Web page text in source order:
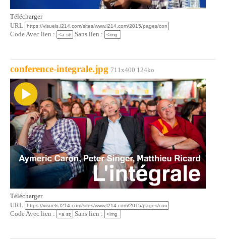
Télécharger
URL
Code Avec lien :
Sans lien :
conference-integrale.jpg 711x400 124ko
Télécharger
URL
Code Avec lien :
Sans lien :